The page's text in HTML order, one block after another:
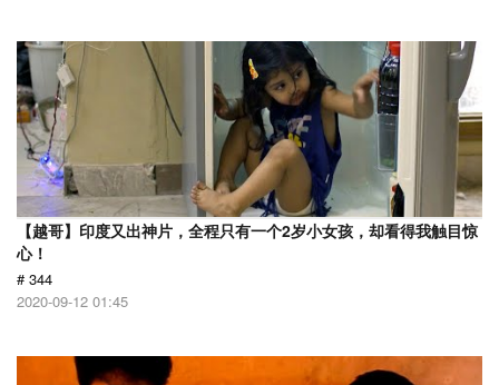
【越哥】印度又出神片，全程只有一个2岁小女孩，却看得我触目惊
心！
# 344
2020-09-12 01:45